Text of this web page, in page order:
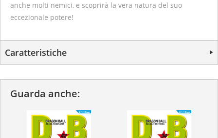
anche molti nemici, e scoprirà la vera natura del suo
eccezionale potere!
Caratteristiche
Guarda anche: